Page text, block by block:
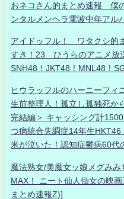
おネコさん的まとめ速報 僕
ンタルメンヘラ電波中年アル
アイドッフル！ ワタクシ的
すき！23 ひうらのアニメ放
SNH48！JKT48！MNL48！
ヒウラッフルのハーニーフィ
生前整理人！孤立し孤独死か
完結編＞ キャッシング計
つ病統合失調症14年生
米が泣いた！認知症鬱病60代
魔法熟女/美魔女ッ娘メグみ
MAX！ ニート仙人仙女の映
まとめ速報Z)]